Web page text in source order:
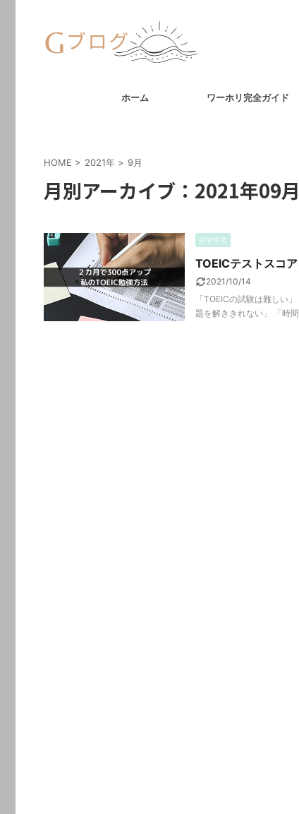
ホーム ワーホリ完全ガイド
HOME > 2021年 > 9月
月別アーカイブ：2021年09月
語学学習
TOEICテストスコ
2021/10/14
「TOEICの試験は難しい
題を解ききれない」 「時